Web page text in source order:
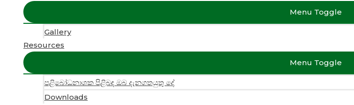
Menu Toggle
Gallery
Resources
Menu Toggle
පළිබෝධනාශක පිළිබඳ ඔබ දැනගතයුතු දේ
Downloads